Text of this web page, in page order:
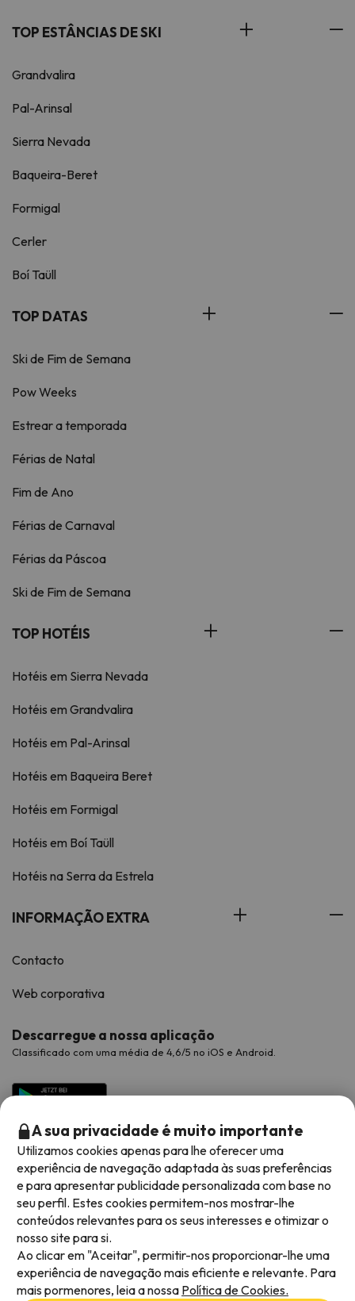
TOP ESTÂNCIAS DE SKI
Grandvalira
Pal-Arinsal
Sierra Nevada
Baqueira-Beret
Formigal
Cerler
Boí Taüll
TOP DATAS
Ski de Fim de Semana
Pow Weeks
Estrear a temporada
Férias de Natal
Fim de Ano
Férias de Carnaval
Férias da Páscoa
Ski de Fim de Semana
TOP HOTÉIS
Hotéis em Sierra Nevada
Hotéis em Grandvalira
Hotéis em Pal-Arinsal
Hotéis em Baqueira Beret
Hotéis em Formigal
Hotéis em Boí Taüll
Hotéis na Serra da Estrela
INFORMAÇÃO EXTRA
Contacto
Web corporativa
Descarregue a nossa aplicação
Classificado com uma média de 4,6/5 no iOS e Android.
Métodos de pagamento disponíveis
A sua privacidade é muito importante
Utilizamos cookies apenas para lhe oferecer uma
experiência de navegação adaptada às suas preferências
e para apresentar publicidade personalizada com base no
seu perfil. Estes cookies permitem-nos mostrar-lhe
conteúdos relevantes para os seus interesses e otimizar o
nosso site para si.
Ao clicar em "Aceitar", permitir-nos proporcionar-lhe uma
experiência de navegação mais eficiente e relevante. Para
mais pormenores, leia a nossa Política de Cookies.